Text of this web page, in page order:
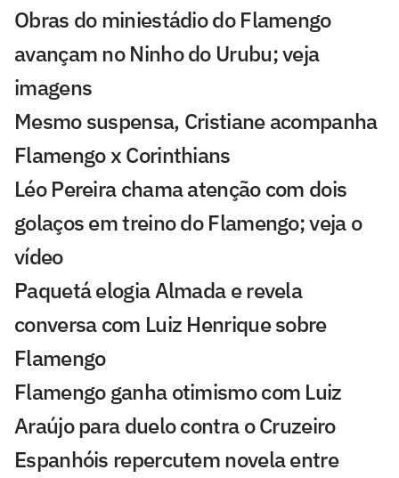
Obras do miniestádio do Flamengo
avançam no Ninho do Urubu; veja
imagens
Mesmo suspensa, Cristiane acompanha
Flamengo x Corinthians
Léo Pereira chama atenção com dois
golaços em treino do Flamengo; veja o
vídeo
Paquetá elogia Almada e revela
conversa com Luiz Henrique sobre
Flamengo
Flamengo ganha otimismo com Luiz
Araújo para duelo contra o Cruzeiro
Espanhóis repercutem novela entre